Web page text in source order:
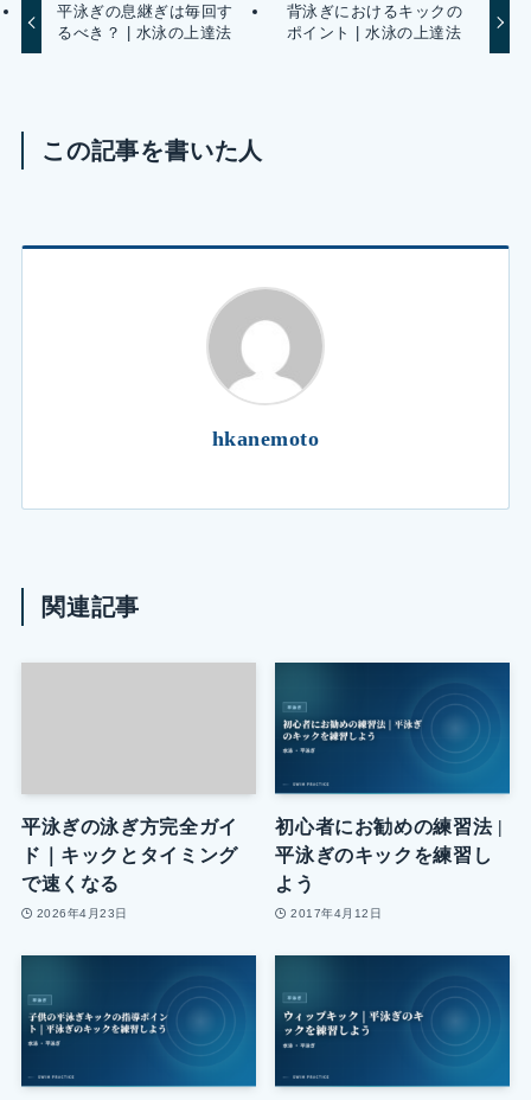
平泳ぎの息継ぎは毎回す
るべき？ | 水泳の上達法
背泳ぎにおけるキックの
ポイント | 水泳の上達法
この記事を書いた人
hkanemoto
関連記事
平泳ぎの泳ぎ方完全ガイ
ド｜キックとタイミング
で速くなる
2026年4月23日
初心者にお勧めの練習法 |
平泳ぎのキックを練習し
よう
2017年4月12日